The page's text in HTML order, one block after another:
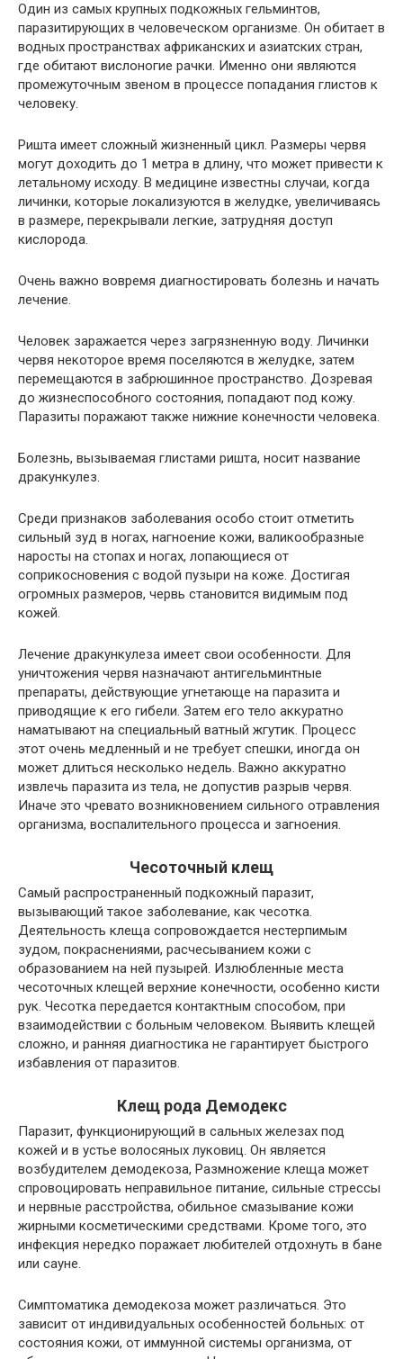
Один из самых крупных подкожных гельминтов,
паразитирующих в человеческом организме. Он обитает в
водных пространствах африканских и азиатских стран,
где обитают вислоногие рачки. Именно они являются
промежуточным звеном в процессе попадания глистов к
человеку.
Ришта имеет сложный жизненный цикл. Размеры червя
могут доходить до 1 метра в длину, что может привести к
летальному исходу. В медицине известны случаи, когда
личинки, которые локализуются в желудке, увеличиваясь
в размере, перекрывали легкие, затрудняя доступ
кислорода.
Очень важно вовремя диагностировать болезнь и начать
лечение.
Человек заражается через загрязненную воду. Личинки
червя некоторое время поселяются в желудке, затем
перемещаются в забрюшинное пространство. Дозревая
до жизнеспособного состояния, попадают под кожу.
Паразиты поражают также нижние конечности человека.
Болезнь, вызываемая глистами ришта, носит название
дракункулез.
Среди признаков заболевания особо стоит отметить
сильный зуд в ногах, нагноение кожи, валикообразные
наросты на стопах и ногах, лопающиеся от
соприкосновения с водой пузыри на коже. Достигая
огромных размеров, червь становится видимым под
кожей.
Лечение дракункулеза имеет свои особенности. Для
уничтожения червя назначают антигельминтные
препараты, действующие угнетающе на паразита и
приводящие к его гибели. Затем его тело аккуратно
наматывают на специальный ватный жгутик. Процесс
этот очень медленный и не требует спешки, иногда он
может длиться несколько недель. Важно аккуратно
извлечь паразита из тела, не допустив разрыв червя.
Иначе это чревато возникновением сильного отравления
организма, воспалительного процесса и загноения.
Чесоточный клещ
Самый распространенный подкожный паразит,
вызывающий такое заболевание, как чесотка.
Деятельность клеща сопровождается нестерпимым
зудом, покраснениями, расчесыванием кожи с
образованием на ней пузырей. Излюбленные места
чесоточных клещей верхние конечности, особенно кисти
рук. Чесотка передается контактным способом, при
взаимодействии с больным человеком. Выявить клещей
сложно, и ранняя диагностика не гарантирует быстрого
избавления от паразитов.
Клещ рода Демодекс
Паразит, функционирующий в сальных железах под
кожей и в устье волосяных луковиц. Он является
возбудителем демодекоза, Размножение клеща может
спровоцировать неправильное питание, сильные стрессы
и нервные расстройства, обильное смазывание кожи
жирными косметическими средствами. Кроме того, это
инфекция нередко поражает любителей отдохнуть в бане
или сауне.
Симптоматика демодекоза может различаться. Это
зависит от индивидуальных особенностей больных: от
состояния кожи, от иммунной системы организма, от